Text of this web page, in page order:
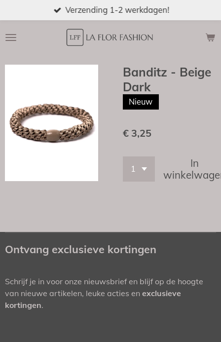
direct
naar
Verzending 1-2 werkdagen!
Banditz - Beige
Dark
Nieuw
€ 3,25
In
Ontvang exclusieve kortingen
Schrijf je in voor onze nieuwsbrief en blijf op de hoogte
van nieuwe artikelen, leuke acties en exclusieve
kortingen.